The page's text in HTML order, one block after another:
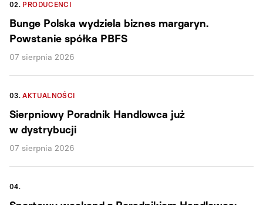
02. PRODUCENCI
Bunge Polska wydziela biznes margaryn.
Powstanie spółka PBFS
07 sierpnia 2026
03. AKTUALNOŚCI
Sierpniowy Poradnik Handlowca już
w dystrybucji
07 sierpnia 2026
04.